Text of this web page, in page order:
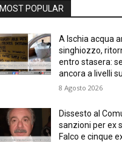
MOST POPULAR
A Ischia acqua
singhiozzo,
entro stasera:
ancora a livelli
8 Agosto 2026
Dissesto al
sanzioni per ex
Falco e cinque